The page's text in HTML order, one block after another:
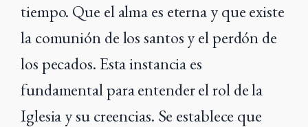
tiempo. Que el alma es eterna y que existe
la comunión de los santos y el perdón de
los pecados. Esta instancia es
fundamental para entender el rol de la
Iglesia y su creencias. Se establece que